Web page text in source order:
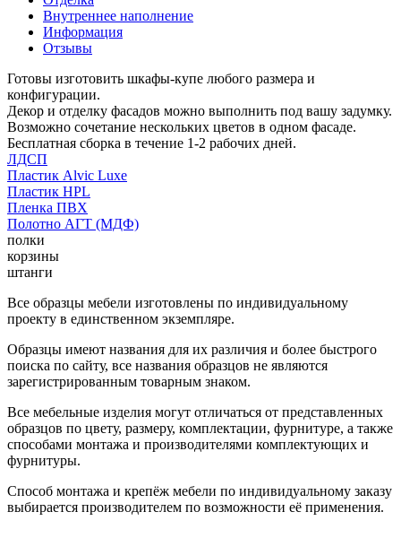
Внутреннее наполнение
Информация
Отзывы
Готовы изготовить шкафы-купе любого размера и
конфигурации.
Декор и отделку фасадов можно выполнить под вашу задумку.
Возможно сочетание нескольких цветов в одном фасаде.
Бесплатная сборка в течение 1-2 рабочих дней.
ЛДСП
Пластик Alvic Luxe
Пластик HPL
Пленка ПВХ
Полотно АГТ (МДФ)
полки
корзины
штанги
Все образцы мебели изготовлены по индивидуальному
проекту в единственном экземпляре.
Образцы имеют названия для их различия и более быстрого
поиска по сайту, все названия образцов не являются
зарегистрированным товарным знаком.
Все мебельные изделия могут отличаться от представленных
образцов по цвету, размеру, комплектации, фурнитуре, а также
способами монтажа и производителями комплектующих и
фурнитуры.
Способ монтажа и крепёж мебели по индивидуальному заказу
выбирается производителем по возможности её применения.